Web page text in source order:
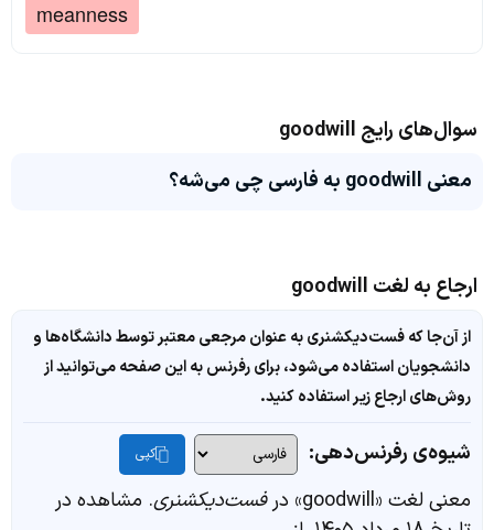
meanness
سوال‌های رایج goodwill
معنی goodwill به فارسی چی می‌شه؟
ارجاع به لغت goodwill
از آن‌جا که فست‌دیکشنری به عنوان مرجعی معتبر توسط دانشگاه‌ها و
دانشجویان استفاده می‌شود، برای رفرنس به این صفحه می‌توانید از
روش‌های ارجاع زیر استفاده کنید.
شیوه‌ی رفرنس‌دهی: کپی
معنی لغت «goodwill» در فست‌دیکشنری. مشاهده در